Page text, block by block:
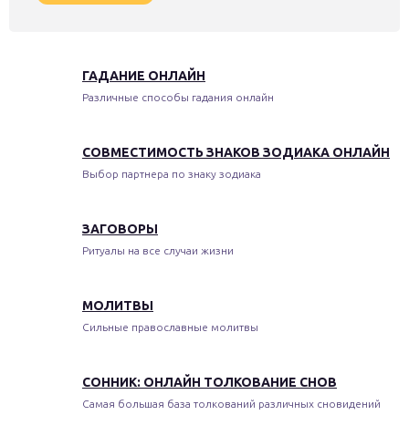
ГАДАНИЕ ОНЛАЙН
Различные способы гадания онлайн
СОВМЕСТИМОСТЬ ЗНАКОВ ЗОДИАКА ОНЛАЙН
Выбор партнера по знаку зодиака
ЗАГОВОРЫ
Ритуалы на все случаи жизни
МОЛИТВЫ
Сильные православные молитвы
СОННИК: ОНЛАЙН ТОЛКОВАНИЕ СНОВ
Самая большая база толкований различных сновидений